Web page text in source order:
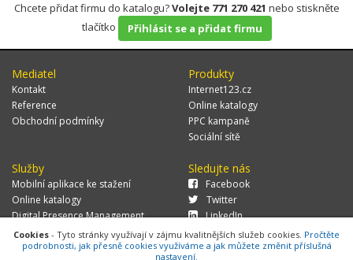
Chcete přidat firmu do katalogu?Volejte 771 270 421 nebo stiskněte
tlačítko
Přihlásit se a přidat firmu
Mediatel
Kontakt
Reference
Obchodní podmínky
Produkty
Internet123.cz
Online katalogy
PPC kampaně
Sociální sítě
Služby
Mobilní aplikace ke stažení
Online katalogy
Digital Presence Management
Více zákazníků
Sledujte nás
Facebook
Twitter
LinkedIn
Cookies - Tyto stránky využívají v zájmu kvalitnějších služeb cookies. Pročtěte
podrobnosti, jak přesně cookies využíváme a jak můžete změnit příslušná
nastavení.